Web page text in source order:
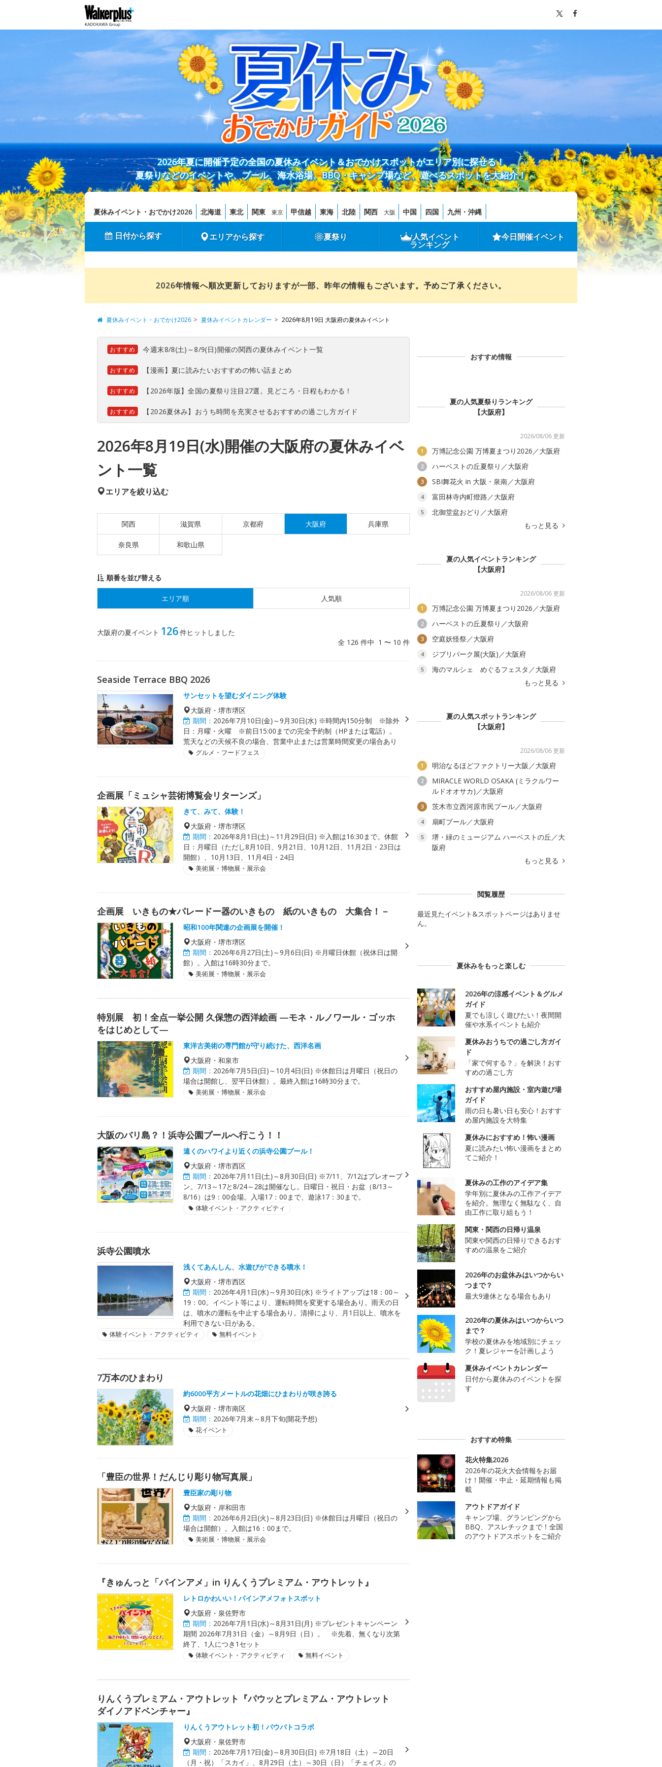
2026年夏に開催予定の全国の夏休みイベント＆おでかけスポットがエリア別に探せる！
夏祭りなどのイベントや、プール、海水浴場、BBQ・キャンプ場など、遊べるスポットを大紹介！
夏休みイベント・おでかけ2026 北海道 東北 関東 東京 甲信越 東海 北陸 関西 大阪 中国 四国 九州・沖縄
日付から探す エリアから探す 夏祭り 人気イベント
ランキング
今日開催イベント
2026年情報へ順次更新しておりますが一部、昨年の情報もございます。予めご了承ください。
夏休みイベント・おでかけ2026 夏休みイベントカレンダー 2026年8月19日 大阪府の夏休みイベント
おすすめ 今週末8/8(土)～8/9(日)開催の関西の夏休みイベント一覧
おすすめ 【漫画】夏に読みたいおすすめの怖い話まとめ
おすすめ 【2026年版】全国の夏祭り注目27選。見どころ・日程もわかる！
おすすめ 【2026夏休み】おうち時間を充実させるおすすめの過ごし方ガイド
2026年8月19日(水)開催の大阪府の夏休みイベ
ント一覧
エリアを絞り込む
関西 滋賀県 京都府 大阪府 兵庫県
奈良県 和歌山県
順番を並び替える
エリア順 人気順
大阪府の夏イベント 126件ヒットしました
全 126 件中 1 〜 10 件
Seaside Terrace BBQ 2026
サンセットを望むダイニング体験
大阪府・堺市堺区
期間： 2026年7月10日(金)～9月30日(水) ※時間内150分制 ※除外
日：月曜・火曜 ※前日15:00までの完全予約制（HPまたは電話）。
荒天などの天候不良の場合、営業中止または営業時間変更の場合あり
グルメ・フードフェス
企画展「ミュシャ芸術博覧会リターンズ」
きて、みて、体験！
大阪府・堺市堺区
期間： 2026年8月1日(土)～11月29日(日) ※入館は16:30まで。休館
日：月曜日（ただし8月10日、9月21日、10月12日、11月2日・23日は
開館）、10月13日、11月4日・24日
美術展・博物展・展示会
企画展 いきもの★パレードー器のいきもの 紙のいきもの 大集合！－
昭和100年関連の企画展を開催！
大阪府・堺市堺区
期間： 2026年6月27日(土)～9月6日(日) ※月曜日休館（祝休日は開
館）。入館は16時30分まで。
美術展・博物展・展示会
特別展 初！全点一挙公開 久保惣の西洋絵画 —モネ・ルノワール・ゴッホ
をはじめとして—
東洋古美術の専門館が守り続けた、西洋名画
大阪府・和泉市
期間： 2026年7月5日(日)～10月4日(日) ※休館日は月曜日（祝日の
場合は開館し、翌平日休館）。最終入館は16時30分まで。
美術展・博物展・展示会
大阪のバリ島？！浜寺公園プールへ行こう！！
遠くのハワイより近くの浜寺公園プール！
大阪府・堺市西区
期間： 2026年7月11日(土)～8月30日(日) ※7/11、7/12はプレオープ
ン。7/13～17と8/24～28は開催なし。日曜日・祝日・お盆（8/13～
8/16）は9：00会場。入場17：00まで、遊泳17：30まで。
体験イベント・アクティビティ
浜寺公園噴水
浅くてあんしん、水遊びができる噴水！
大阪府・堺市西区
期間： 2026年4月1日(水)～9月30日(水) ※ライトアップは18：00～
19：00。イベント等により、運転時間を変更する場合あり。雨天の日
は、噴水の運転を中止する場合あり。清掃により、月1日以上、噴水を
利用できない日がある。
体験イベント・アクティビティ 無料イベント
7万本のひまわり
約6000平方メートルの花畑にひまわりが咲き誇る
大阪府・堺市南区
期間： 2026年7月末～8月下旬(開花予想)
花イベント
「豊臣の世界！だんじり彫り物写真展」
豊臣家の彫り物
大阪府・岸和田市
期間： 2026年6月2日(火)～8月23日(日) ※休館日は月曜日（祝日の
場合は開館）。入館は16：00まで。
美術展・博物展・展示会
『きゅんっと「パインアメ」in りんくうプレミアム・アウトレット』
レトロかわいい！パインアメフォトスポット
大阪府・泉佐野市
期間： 2026年7月1日(水)～8月31日(月) ※プレゼントキャンペーン
期間 2026年7月31日（金）～8月9日（日）。 ※先着、無くなり次第
終了、1人につき1セット
体験イベント・アクティビティ 無料イベント
りんくうプレミアム・アウトレット『パウッとプレミアム・アウトレット
ダイノアドベンチャー』
りんくうアウトレット初！パウパトコラボ
大阪府・泉佐野市
期間： 2026年7月17日(金)～8月30日(日) ※7月18日（土）～20日
（月・祝）「スカイ」、8月29日（土）～30日（日）「チェイス」の
おすすめ情報
夏の人気夏祭りランキング
【大阪府】
2026/08/06 更新
1 万博記念公園 万博夏まつり2026／大阪府
2 ハーベストの丘夏祭り／大阪府
3 SBI舞花火 in 大阪・泉南／大阪府
4 富田林寺内町燈路／大阪府
5
北御堂盆おどり／大阪府
もっと見る
夏の人気イベントランキング
【大阪府】
2026/08/06 更新
1 万博記念公園 万博夏まつり2026／大阪府
2 ハーベストの丘夏祭り／大阪府
3 空庭妖怪祭／大阪府
4 ジブリパーク展(大阪)／大阪府
5
海のマルシェ めぐるフェスタ／大阪府
もっと見る
夏の人気スポットランキング
【大阪府】
2026/08/06 更新
1 明治なるほどファクトリー大阪／大阪府
2
MIRACLE WORLD OSAKA (ミラクルワー
ルドオオサカ)／大阪府
3 茨木市立西河原市民プール／大阪府
4 扇町プール／大阪府
5
堺・緑のミュージアム ハーベストの丘／大
阪府
もっと見る
閲覧履歴
最近見たイベント&スポットページはありませ
ん。
夏休みをもっと楽しむ
2026年の涼感イベント＆グルメ
ガイド
夏でも涼しく遊びたい！夜間開
催や水系イベントも紹介
夏休みおうちでの過ごし方ガイ
ド
「家で何する？」を解決！おす
すめの過ごし方
おすすめ屋内施設・室内遊び場
ガイド
雨の日も暑い日も安心！おすす
め屋内施設を大特集
夏休みにおすすめ！怖い漫画
夏に読みたい怖い漫画をまとめ
てご紹介！
夏休みの工作のアイデア集
学年別に夏休みの工作アイデア
を紹介。無理なく無駄なく、自
由工作に取り組もう！
関東・関西の日帰り温泉
関東や関西の日帰りできるおす
すめの温泉をご紹介
2026年のお盆休みはいつからい
つまで？
最大9連休となる場合もあり
2026年の夏休みはいつからいつ
まで？
学校の夏休みを地域別にチェッ
ク！夏レジャーを計画しよう
夏休みイベントカレンダー
日付から夏休みのイベントを探
す
おすすめ特集
花火特集2026
2026年の花火大会情報をお届
け！開催・中止・延期情報も掲
載
アウトドアガイド
キャンプ場、グランピングから
BBQ、アスレチックまで！全国
のアウトドアスポットをご紹介